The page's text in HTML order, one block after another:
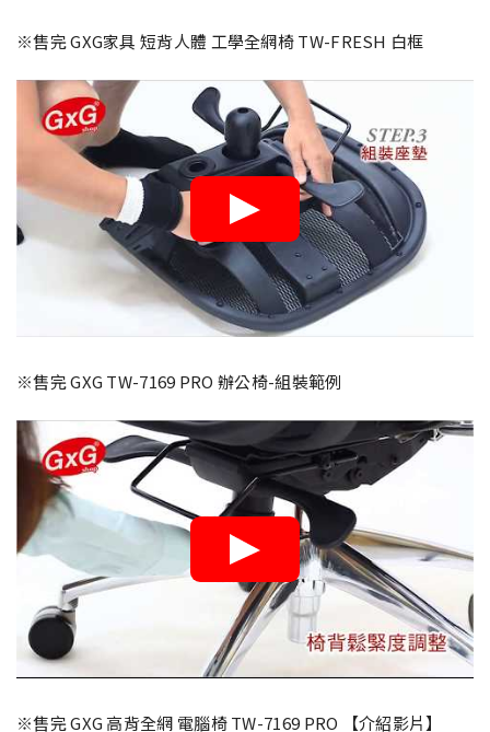
※售完 GXG家具 短背人體 工學全網椅 TW-FRESH 白框
※售完 GXG TW-7169 PRO 辦公椅-組裝範例
※售完 GXG 高背全網 電腦椅 TW-7169 PRO 【介紹影片】